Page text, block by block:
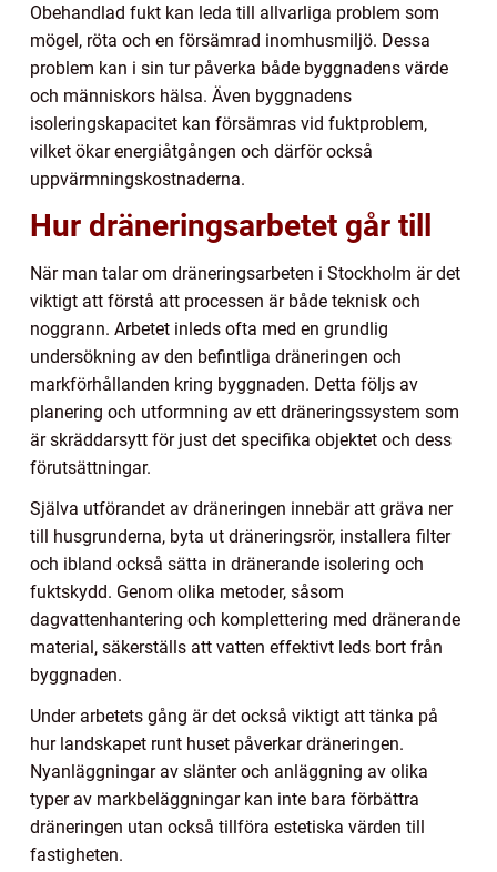
Obehandlad fukt kan leda till allvarliga problem som
mögel, röta och en försämrad inomhusmiljö. Dessa
problem kan i sin tur påverka både byggnadens värde
och människors hälsa. Även byggnadens
isoleringskapacitet kan försämras vid fuktproblem,
vilket ökar energiåtgången och därför också
uppvärmningskostnaderna.
Hur dräneringsarbetet går till
När man talar om dräneringsarbeten i Stockholm är det
viktigt att förstå att processen är både teknisk och
noggrann. Arbetet inleds ofta med en grundlig
undersökning av den befintliga dräneringen och
markförhållanden kring byggnaden. Detta följs av
planering och utformning av ett dräneringssystem som
är skräddarsytt för just det specifika objektet och dess
förutsättningar.
Själva utförandet av dräneringen innebär att gräva ner
till husgrunderna, byta ut dräneringsrör, installera filter
och ibland också sätta in dränerande isolering och
fuktskydd. Genom olika metoder, såsom
dagvattenhantering och komplettering med dränerande
material, säkerställs att vatten effektivt leds bort från
byggnaden.
Under arbetets gång är det också viktigt att tänka på
hur landskapet runt huset påverkar dräneringen.
Nyanläggningar av slänter och anläggning av olika
typer av markbeläggningar kan inte bara förbättra
dräneringen utan också tillföra estetiska värden till
fastigheten.